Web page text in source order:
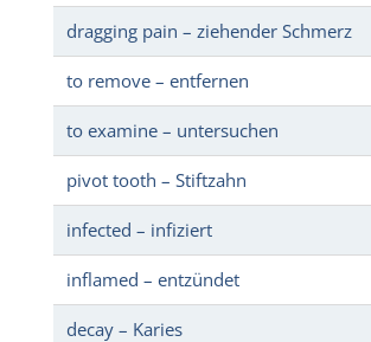
dragging pain – ziehender Schmerz
to remove – entfernen
to examine – untersuchen
pivot tooth – Stiftzahn
infected – infiziert
inflamed – entzündet
decay – Karies